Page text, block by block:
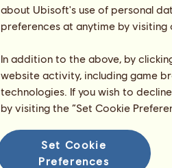
about Ubisoft's use of personal
preferences at anytime by
In addition to the above, by
website activity, including game
technologies. If you wish to
by visiting the “Set Cookie
Set Cookie
Preferences